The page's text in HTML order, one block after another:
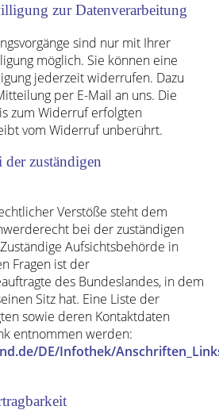
zur Datenverarbeitung
sind nur mit Ihrer
möglich. Sie können eine
jederzeit widerrufen. Dazu
per E-Mail an uns. Die
zum Widerruf erfolgten
vom Widerruf unberührt.
der zuständigen
Verstöße steht dem
bei der zuständigen
Aufsichtsbehörde in
Fragen ist der
des Bundeslandes, in dem
Sitz hat. Eine Liste der
sowie deren Kontaktdaten
entnommen werden:
DE/Infothek/